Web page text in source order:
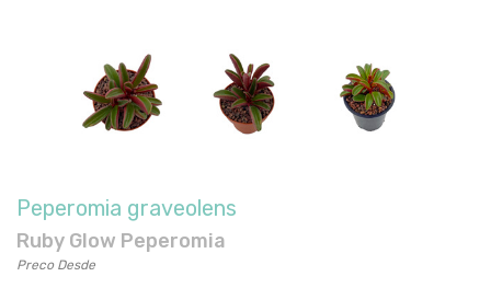
Peperomia graveolens
Ruby Glow Peperomia
Preco Desde